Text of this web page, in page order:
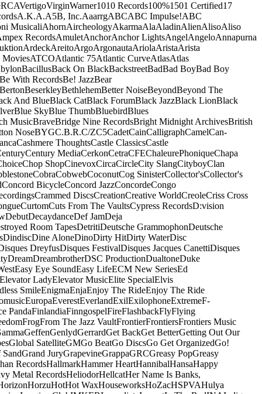
RCAVertigoVirginWarner1010 Records100%1501 Certified17
A.K.A.A5B, Inc.AaarrgABCABC Impulse!ABC
MusicaliAhornAircheologyAkarmaAlaAladinAlienAlisoAliso
RecordsAmuletAnchorAnchor LightsAngelAngeloAnnapurna
ArdeckAreitoArgoArgonautaAriolaAristaArista
MoviesATCOAtlantic 75Atlantic CurveAtlasAtlas
BacillusBack On BlackBackstreetBadBad BoyBad Boy
Be With RecordsBe! JazzBear
BertonBeserkleyBethlehemBetter NoiseBeyondBeyond The
And BlueBlack CatBlack ForumBlack JazzBlack LionBlack
Blue SkyBlue ThumbBluebirdBlues
MusicBraveBridge Nine RecordsBright Midnight ArchivesBritish
NoseBYGC.B.R.C/ZC5CadetCainCalligraphCamelCan-
Cashmere ThoughtsCastle ClassicsCastle
Century MediaCerkonCetraCFEChaleurePhoniqueChapa
Chop ShopCinevoxCircaCircleCity SlangCityboyClan
CobraCobwebCoconutCog SinisterCollector'sCollector's
Concord BicycleConcord JazzConcordeCongo
Crammed DiscsCreationCreative WorldCreoleCriss Cross
CurtomCuts From The VaultsCypress RecordsD:vision
DebutDecaydanceDef JamDeja
Room TapesDetritiDeutsche GrammophonDeutsche
DindiscDine AloneDinoDirty HitDirty WaterDisc
DreyfusDisques FestivalDisques Jacques CanettiDisques
DreamDreambrotherDSC ProductionDualtoneDuke
Easy Eye SoundEasy LifeECM New SeriesEd
Elevator LadyElevator MusicElite SpecialElvis
SmileEnigmaEnjaEnjoy The RideEnjoy The Ride
EuropaEverestEverlandExilExilophoneExtremeF-
PandaFinlandiaFinngospelFireFlashbackFlyFlying
FrogFrom The Jazz VaultFrontierFrontiersFrontiers Music
GeffenGenlydGerrardGet BackGet BetterGetting Out Our
Global SatelliteGMGo BeatGo DiscsGo Get OrganizedGo!
Grand JuryGrapevineGrappaGRCGreasy PopGreasy
RecordsHallmarkHammer HeartHannibalHansaHappy
Metal RecordsHeliodorHellcatHer Name Is Banks,
HorzuHotHot WaxHouseworksHoZacHSPVAHulya